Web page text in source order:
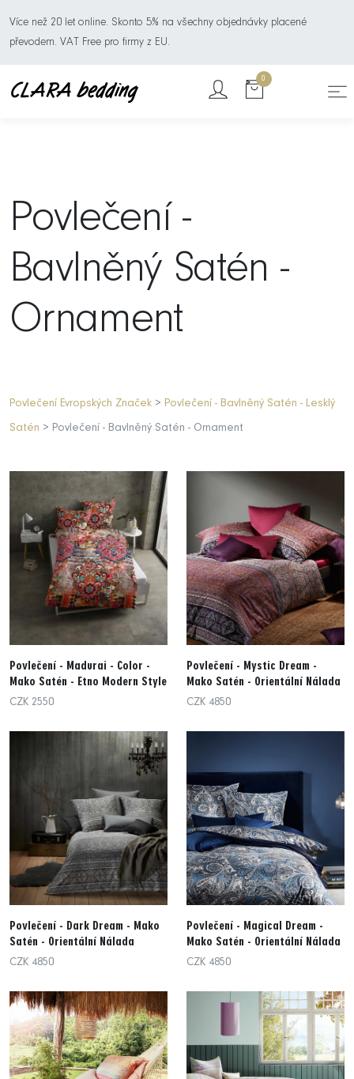
Více než 20 let online. Skonto 5% na všechny objednávky placené
převodem. VAT Free pro firmy z EU.
0
Povlečení -
Bavlněný Satén -
Ornament
Povlečení Evropských Značek > Povlečení - Bavlněný Satén - Lesklý
Satén > Povlečení - Bavlněný Satén - Ornament
Povlečení - Madurai - Color -
Mako Satén - Etno Modern Style
CZK 2550
Povlečení - Mystic Dream -
Mako Satén - Orientální Nálada
CZK 4850
Povlečení - Dark Dream - Mako
Satén - Orientální Nálada
CZK 4850
Povlečení - Magical Dream -
Mako Satén - Orientální Nálada
CZK 4850